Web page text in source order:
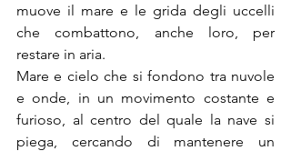
muove il mare e le grida degli uccelli
che combattono, anche loro, per
restare in aria.
Mare e cielo che si fondono tra nuvole
e onde, in un movimento costante e
furioso, al centro del quale la nave si
piega, cercando di mantenere un